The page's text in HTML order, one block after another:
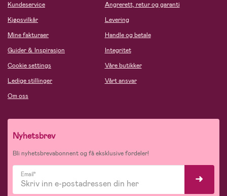
Kundeservice
Kjøpsvilkår
Mine fakturaer
Guider & Inspirasjon
Cookie settings
Ledige stillinger
Om oss
Angrerett, retur og garanti
Levering
Handle og betale
Integritet
Våre butikker
Vårt ansvar
Nyhetsbrev
Bli nyhetsbrevabonnent og få eksklusive fordeler!
Email*